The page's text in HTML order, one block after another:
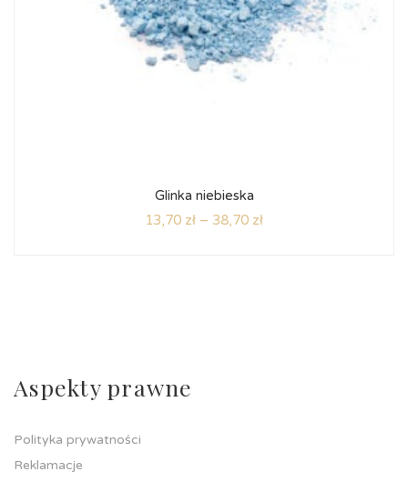
Glinka niebieska
13,70 zł – 38,70 zł
Aspekty prawne
Polityka prywatności
Reklamacje